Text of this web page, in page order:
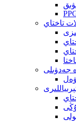
تاختاي
جەدۋىلى